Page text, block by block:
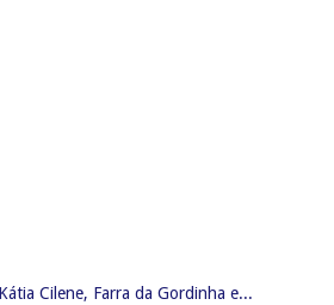
Cilene, Farra da Gordinha e...